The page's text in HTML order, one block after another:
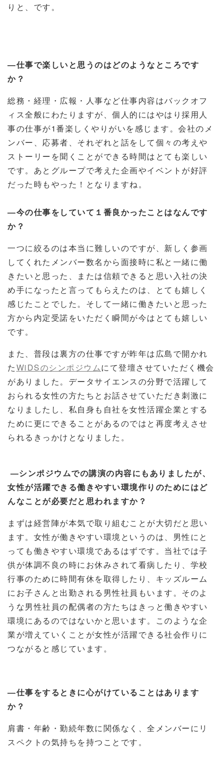
りと、です。
―仕事で楽しいと思うのはどのようなところです
か？
総務・経理・広報・人事など仕事内容はバックオフ
ィス全般にわたりますが、個人的にはやはり採用人
事の仕事が1番楽しくやりがいを感じます。会社のメ
ンバー、応募者、それぞれと話をして個々の考えや
ストーリーを聞くことができる時間はとても楽しい
です。あとグループで考えた企画やイベントが好評
だった時もやった！となりますね。
―今の仕事をしていて１番良かったことはなんです
か？
一つに絞るのは本当に難しいのですが、新しく参画
してくれたメンバー数名から面接時に私と一緒に働
きたいと思った、または信頼できると思い入社の決
め手になったと言ってもらえたのは、とても嬉しく
感じたことでした。そして一緒に働きたいと思った
方から内定受諾をいただく瞬間が今はとても嬉しい
です。
また、普段は裏方の仕事ですが昨年は広島で開かれ
たWiDSのシンポジウムにて登壇させていただく機会
がありました。データサイエンスの分野で活躍して
おられる女性の方たちとお話させていただき刺激に
なりましたし、私自身も自社を女性活躍企業とする
ために更にできることがあるのではと再度考えさせ
られるきっかけとなりました。
―シンポジウムでの講演の内容にもありましたが、
女性が活躍できる働きやすい環境作りのためにはど
んなことが必要だと思われますか？
まずは経営陣が本気で取り組むことが大切だと思い
ます。女性が働きやすい環境というのは、男性にと
っても働きやすい環境であるはずです。当社では子
供が体調不良の時にお休みされて看病したり、学校
行事のために時間有休を取得したり、キッズルーム
にお子さんと出勤される男性社員もいます。そのよ
うな男性社員の配偶者の方たちはきっと働きやすい
環境にあるのではないかと思います。このような企
業が増えていくことが女性が活躍できる社会作りに
つながると感じています。
―仕事をするときに心がけていることはあります
か？
肩書・年齢・勤続年数に関係なく、全メンバーにリ
スペクトの気持ちを持つことです。